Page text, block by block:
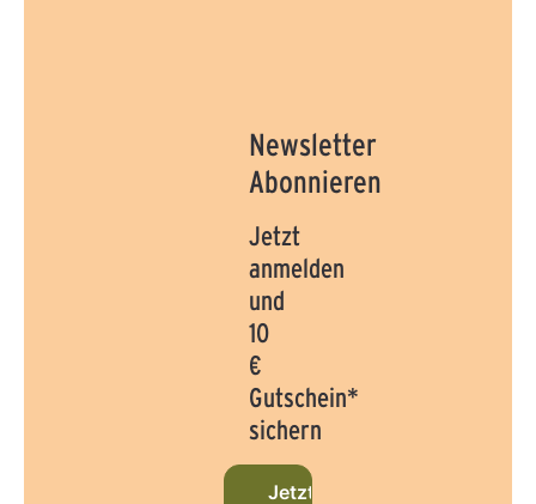
Newsletter
Abonnieren
Jetzt
anmelden
und
10
€
Gutschein*
sichern
Jetzt beim Newsletter